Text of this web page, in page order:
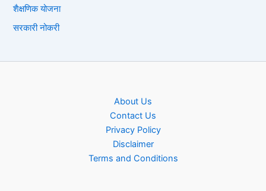
शैक्षणिक योजना
सरकारी नोकरी
About Us
Contact Us
Privacy Policy
Disclaimer
Terms and Conditions